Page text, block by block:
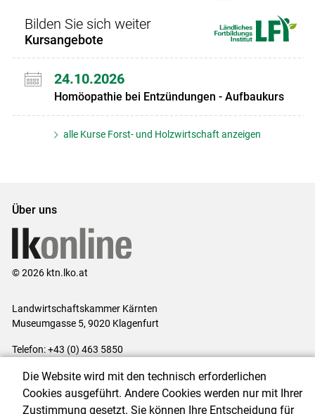
Bilden Sie sich weiter
Kursangebote
24.10.2026
Homöopathie bei Entzündungen - Aufbaukurs
alle Kurse Forst- und Holzwirtschaft anzeigen
Über uns
© 2026 ktn.lko.at
Landwirtschaftskammer Kärnten
Museumgasse 5, 9020 Klagenfurt
Telefon: +43 (0) 463 5850
Impressum|Kontakt|Datenschutzerklärung|Barrierefreiheit|
Cookie-Einstellungen
Die Website wird mit den technisch erforderlichen
Cookies ausgeführt. Andere Cookies werden nur mit Ihrer
Zustimmung gesetzt. Sie können Ihre Entscheidung für